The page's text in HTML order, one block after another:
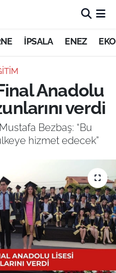
İPSALA ENEZ
Anadolu
verdi
Bezbaş: “Bu
hizmet edecek”